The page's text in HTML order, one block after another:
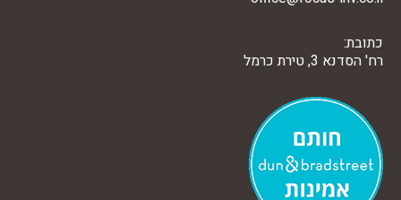
כתובת:
רח' הסדנא 3, טירת כרמל